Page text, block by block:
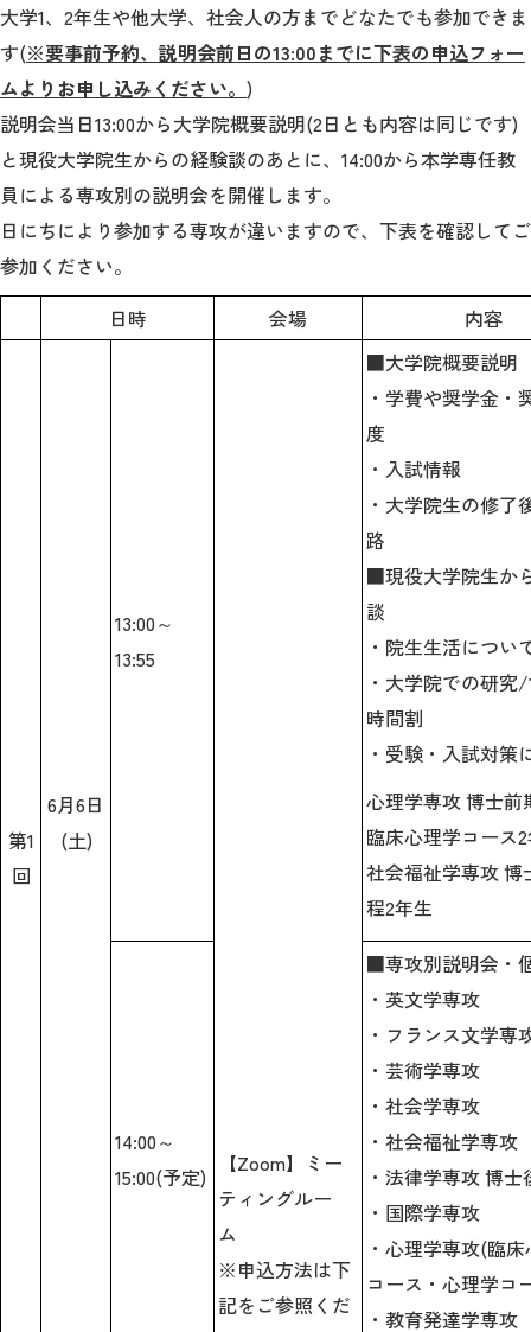
ボランティア
生涯学習・社会連携
入試情報サイト
2026年9月入学者向け 新入生サイト
アクセス
資料請求
大学1、2年生や他大学、社会人の方までどなたでも参加できま
す(※要事前予約、説明会前日の13:00までに下表の申込フォー
ムよりお申し込みください。 )
説明会当日13:00から大学院概要説明(2日とも内容は同じです)
と現役大学院生からの経験談のあとに、14:00から本学専任教
員による専攻別の説明会を開催します。
日にちにより参加する専攻が違いますので、下表を確認してご
参加ください。
日時
会場 内容
第1
回
6月6日
(土)
13:00～
13:55
【Zoom】ミー
ティングルー
ム
※申込方法は下
記をご参照くだ
■大学院概要説明
・学費や奨学金・
度
・入試情報
・大学院生の修了
路
■現役大学院生か
談
・院生生活につい
・大学院での研究
時間割
・受験・入試対策
心理学専攻 博士前
臨床心理学コース
社会福祉学専攻 博
程2年生
14:00～
15:00(予定)
■専攻別説明会・
・英文学専攻
・フランス文学専
・芸術学専攻
・社会学専攻
・社会福祉学専攻
・法律学専攻 博
・国際学専攻
・心理学専攻(臨
コース・心理学コ
・教育発達学専攻